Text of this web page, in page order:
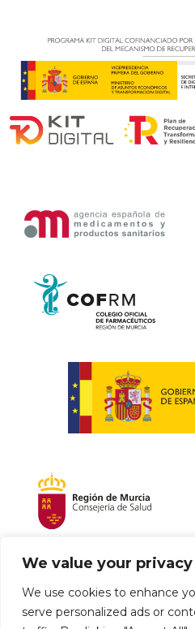
We value your privacy
We use cookies to enhance
serve personalized ads or
Política de envío
Política de privacidad